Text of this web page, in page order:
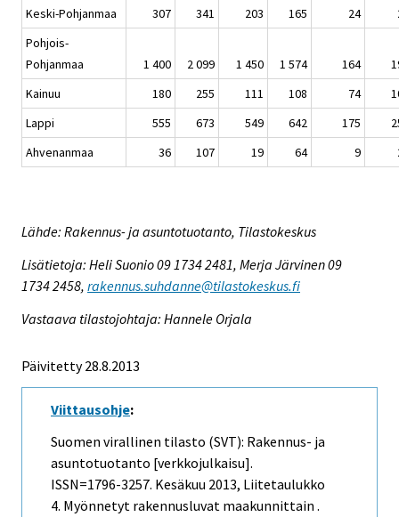
Keski-Pohjanmaa
307 341 203 165 24
Pohjois-
Pohjanmaa
1 400 2 099 1 450 1 574 164
Kainuu
180 255 111 108 74
Lappi
555 673 549 642 175
Ahvenanmaa
36 107 19 64 9
Lähde: Rakennus- ja asuntotuotanto, Tilastokeskus
Lisätietoja: Heli Suonio 09 1734 2481, Merja Järvinen 09
1734 2458, rakennus.suhdanne@tilastokeskus.fi
Vastaava tilastojohtaja: Hannele Orjala
Päivitetty 28.8.2013
Viittausohje:
Suomen virallinen tilasto (SVT): Rakennus- ja
asuntotuotanto [verkkojulkaisu].
ISSN=1796-3257. Kesäkuu 2013, Liitetaulukko
4. Myönnetyt rakennusluvat maakunnittain .